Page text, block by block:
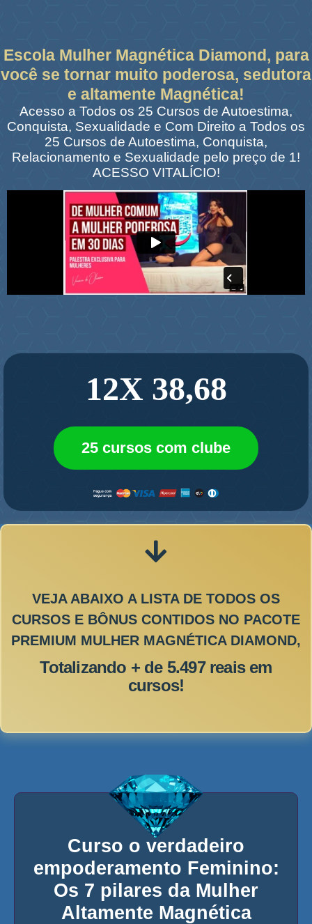
Escola Mulher Magnética Diamond, para
você se tornar muito poderosa, sedutora
e altamente Magnética!
Acesso a Todos os 25 Cursos de Autoestima,
Conquista, Sexualidade e Com Direito a Todos os
25 Cursos de Autoestima, Conquista,
Relacionamento e Sexualidade pelo preço de 1!
ACESSO VITALÍCIO!
12X 38,68
25 cursos com clube
VEJA ABAIXO A LISTA DE TODOS OS
CURSOS E BÔNUS CONTIDOS NO PACOTE
PREMIUM MULHER MAGNÉTICA DIAMOND,
Totalizando + de 5.497 reais em
cursos!
Curso o verdadeiro
empoderamento Feminino:
Os 7 pilares da Mulher
Altamente Magnética